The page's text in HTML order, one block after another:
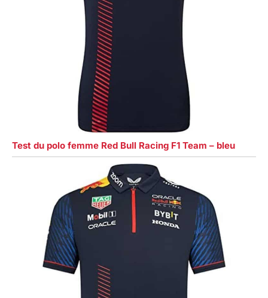
Test du polo femme Red Bull Racing F1 Team – bleu